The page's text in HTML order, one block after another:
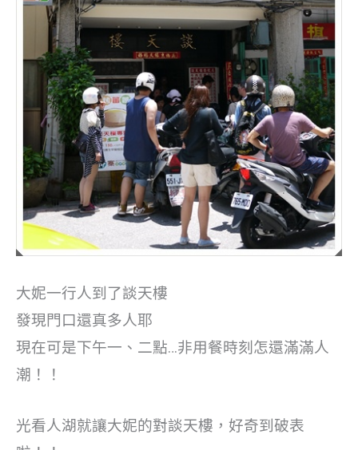
大妮一行人到了談天樓
發現門口還真多人耶
現在可是下午一、二點…非用餐時刻怎還滿滿人
潮！！
光看人湖就讓大妮的對談天樓，好奇到破表